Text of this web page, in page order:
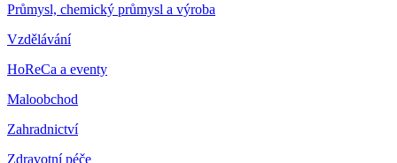
Průmysl, chemický průmysl a výroba
Vzdělávání
HoReCa a eventy
Maloobchod
Zahradnictví
Zdravotní péče